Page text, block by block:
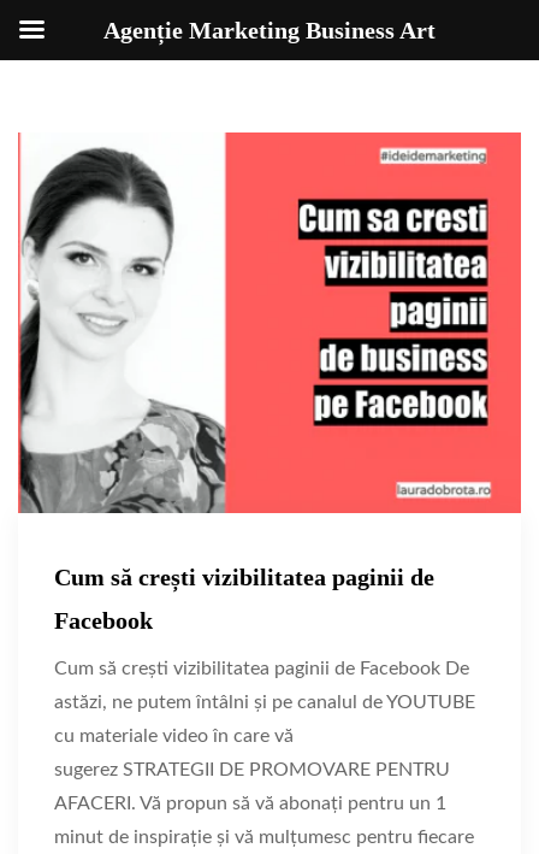
Cum să crești vizibilitatea paginii de
Facebook
Cum să crești vizibilitatea paginii de Facebook De
astăzi, ne putem întâlni și pe canalul de YOUTUBE
cu materiale video în care vă
sugerez STRATEGII DE PROMOVARE PENTRU
AFACERI. Vă propun să vă abonați pentru un 1
minut de inspirație și vă mulțumesc pentru fiecare
Agenție Marketing Business Art